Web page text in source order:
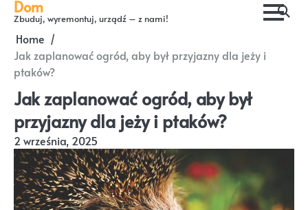
Skip
content
Dom
Zbuduj, wyremontuj, urządź – z nami!
Home
Jak zaplanować ogród, aby był przyjazny dla jeży i
ptaków?
Jak zaplanować ogród, aby był
przyjazny dla jeży i ptaków?
2 września, 2025